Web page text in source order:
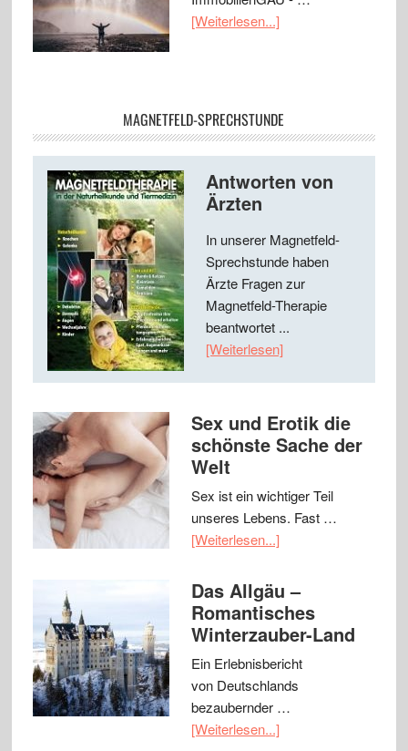
[Weiterlesen...]
MAGNETFELD-SPRECHSTUNDE
Antworten von
Ärzten
In unserer Magnetfeld-
Sprechstunde haben
Ärzte Fragen zur
Magnetfeld-Therapie
beantwortet ...
[Weiterlesen]
Sex und Erotik die
schönste Sache der
Welt
Sex ist ein wichtiger Teil
unseres Lebens. Fast …
[Weiterlesen...]
Das Allgäu –
Romantisches
Winterzauber-Land
Ein Erlebnisbericht
von Deutschlands
bezaubernder …
[Weiterlesen...]